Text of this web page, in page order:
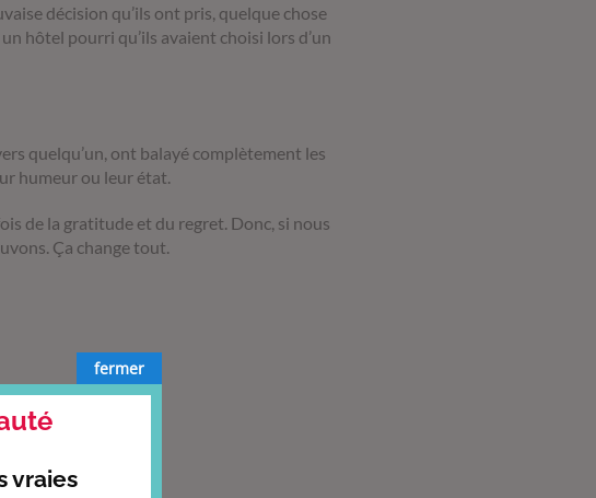
décision qu’ils ont pris, quelque chose
hôtel pourri qu’ils avaient choisi lors d’un
quelqu’un, ont balayé complètement les
humeur ou leur état.
de la gratitude et du regret. Donc, si nous
Ça change tout.
vraies
fermer